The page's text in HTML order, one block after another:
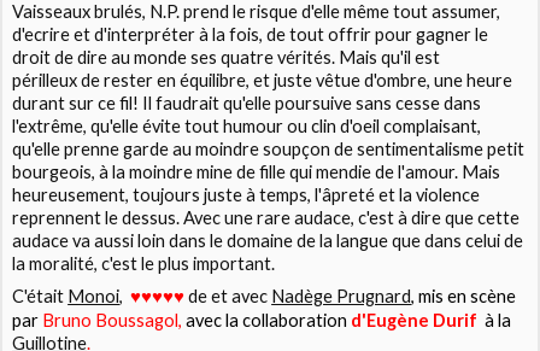
Vaisseaux brulés, N.P. prend le risque d'elle même tout assumer,
d'ecrire et d'interpréter à la fois, de tout offrir pour gagner le
droit de dire au monde ses quatre vérités. Mais qu'il est
périlleux de rester en équilibre, et juste vêtue d'ombre, une heure
durant sur ce fil! Il faudrait qu'elle poursuive sans cesse dans
l'extrême, qu'elle évite tout humour ou clin d'oeil complaisant,
qu'elle prenne garde au moindre soupçon de sentimentalisme petit
bourgeois, à la moindre mine de fille qui mendie de l'amour. Mais
heureusement, toujours juste à temps, l'âpreté et la violence
reprennent le dessus. Avec une rare audace, c'est à dire que cette
audace va aussi loin dans le domaine de la langue que dans celui de
la moralité, c'est le plus important.
C'était Monoi,♥♥♥♥♥de et avec Nadège Prugnard, mis en scène
par Bruno Boussagol, avec la collaboration d'Eugène Durif à la
Guillotine.